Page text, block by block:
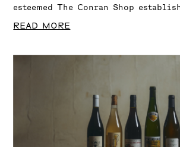
esteemed The Conran Shop
READ MORE